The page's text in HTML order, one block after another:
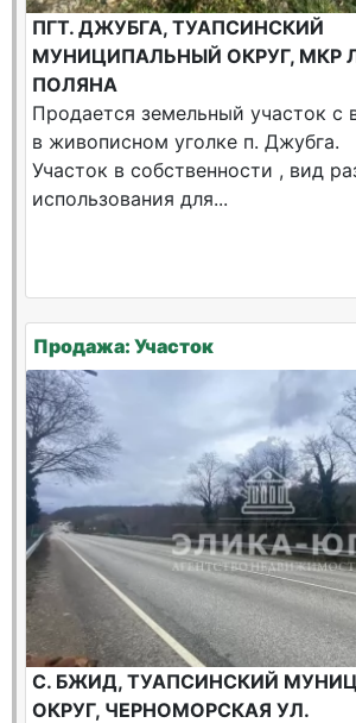
ПГТ. ДЖУБГА, ТУАПСИНСКИЙ
МУНИЦИПАЛЬНЫЙ ОКРУГ, МКР
ПОЛЯНА
Продается земельный участок с
в живописном уголке п. Джубга.
Участок в собственности , вид
использования для...
Продажа: Участок
С. БЖИД, ТУАПСИНСКИЙ
ОКРУГ, ЧЕРНОМОРСКАЯ УЛ.